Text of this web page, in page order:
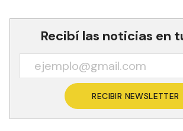
Recibí las noticias en
RECIBIR NEWSLETTER